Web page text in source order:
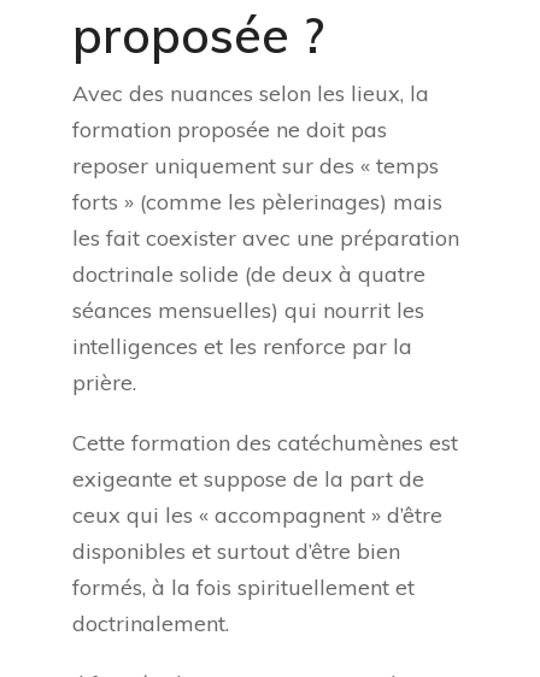
proposée ?
Avec des nuances selon les lieux, la
formation proposée ne doit pas
reposer uniquement sur des « temps
forts » (comme les pèlerinages) mais
les fait coexister avec une préparation
doctrinale solide (de deux à quatre
séances mensuelles) qui nourrit les
intelligences et les renforce par la
prière.
Cette formation des catéchumènes est
exigeante et suppose de la part de
ceux qui les « accompagnent » d’être
disponibles et surtout d’être bien
formés, à la fois spirituellement et
doctrinalement.